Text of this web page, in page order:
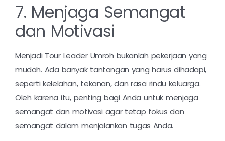
7. Menjaga Semangat
dan Motivasi
Menjadi Tour Leader Umroh bukanlah pekerjaan yang
mudah. Ada banyak tantangan yang harus dihadapi,
seperti kelelahan, tekanan, dan rasa rindu keluarga.
Oleh karena itu, penting bagi Anda untuk menjaga
semangat dan motivasi agar tetap fokus dan
semangat dalam menjalankan tugas Anda.